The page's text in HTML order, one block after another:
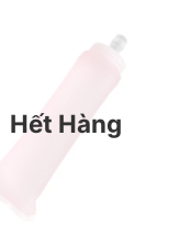
Hết Hàng